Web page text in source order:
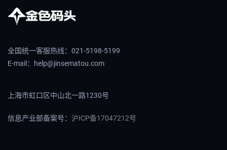
全国统一客服热线：021-5198-5199
E-mail：help@jinsematou.com
上海市虹口区中山北一路1230号
信息产业部备案号： 沪ICP备17047212号